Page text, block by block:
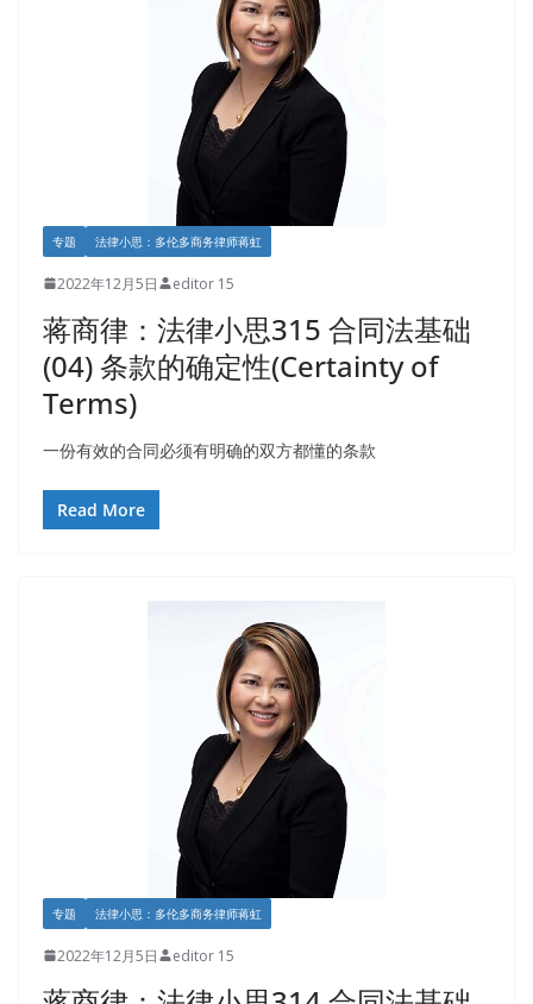
专题 法律小思：多伦多商务律师蒋虹
2022年12月5日 editor 15
蒋商律：法律小思315 合同法基础
(04) 条款的确定性(Certainty of
Terms)
一份有效的合同必须有明确的双方都懂的条款
Read More
专题 法律小思：多伦多商务律师蒋虹
2022年12月5日 editor 15